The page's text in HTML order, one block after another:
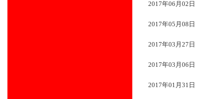
2017年06月02日
2017年05月08日
2017年03月27日
2017年03月06日
2017年01月31日